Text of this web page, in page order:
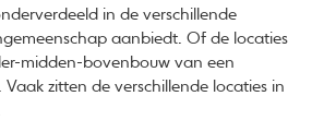
in de verschillende
aanbiedt. Of de locaties
midden-bovenbouw van een
zitten de verschillende locaties in